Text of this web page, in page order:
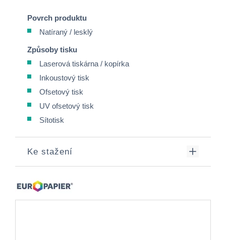
Povrch produktu
Natíraný / lesklý
Způsoby tisku
Laserová tiskárna / kopírka
Inkoustový tisk
Ofsetový tisk
UV ofsetový tisk
Sítotisk
Ke stažení